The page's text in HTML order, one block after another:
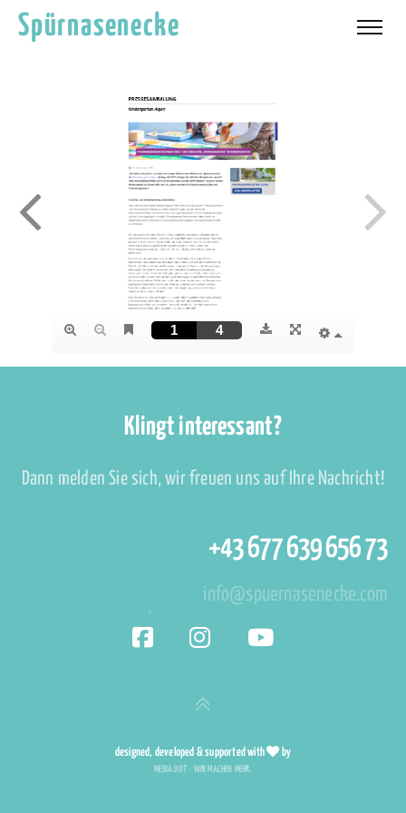
Spürnasenecke
Klingt interessant?
Dann melden Sie sich, wir freuen uns auf Ihre Nachricht!
+43 677 639 656 73
info@spuernasenecke.com
designed, developed & supported with by
MEDIA.DOT - WIR MACHEN MEHR.